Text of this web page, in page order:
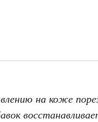
на коже